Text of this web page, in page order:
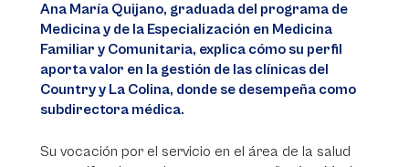
Ana María Quijano, graduada del programa de
Medicina y de la Especialización en Medicina
Familiar y Comunitaria, explica cómo su perfil
aporta valor en la gestión de las clínicas del
Country y La Colina, donde se desempeña como
subdirectora médica.
Su vocación por el servicio en el área de la salud